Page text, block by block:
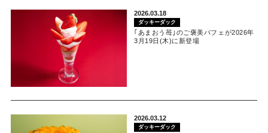
2026.03.18
ダッキーダック
｢あまおう苺｣のご褒美パフェが2026年
3月19日(木)に新登場
2026.03.12
ダッキーダック